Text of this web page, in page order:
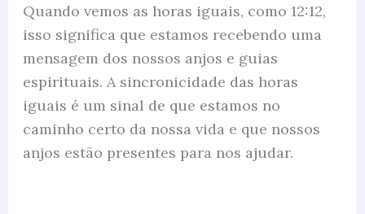
Quando vemos as horas iguais, como 12:12,
isso significa que estamos recebendo uma
mensagem dos nossos anjos e guias
espirituais. A sincronicidade das horas
iguais é um sinal de que estamos no
caminho certo da nossa vida e que nossos
anjos estão presentes para nos ajudar.